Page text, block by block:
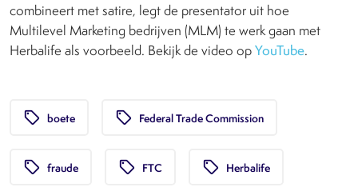
combineert met satire, legt de presentator uit hoe
Multilevel Marketing bedrijven (MLM) te werk gaan met
Herbalife als voorbeeld. Bekijk de video opYouTube.
local_offer boete local_offer Federal Trade Commission
local_offer fraude local_offer FTC local_offer Herbalife